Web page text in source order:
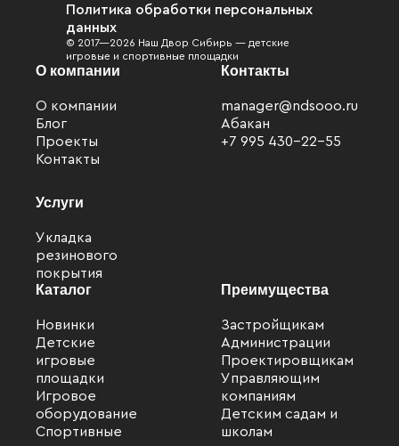
Политика обработки персональных
данных
© 2017—2026 Наш Двор Сибирь — детские
игровые и спортивные площадки
О компании
О компании
Блог
Проекты
Контакты
Услуги
Укладка
резинового
покрытия
Каталог
Новинки
Детские
игровые
площадки
Игровое
оборудование
Спортивные
Контакты
manager@ndsooo.ru
Абакан
+7 995 430-22-55
Преимущества
Застройщикам
Администрации
Проектировщикам
Управляющим
компаниям
Детским садам и
школам
Файлы cookie
Мы используем файлы cookie для улучшения
взаимодействия с пользователями и обслуживания.
Продолжая просмотр страниц нашего сайта, вы